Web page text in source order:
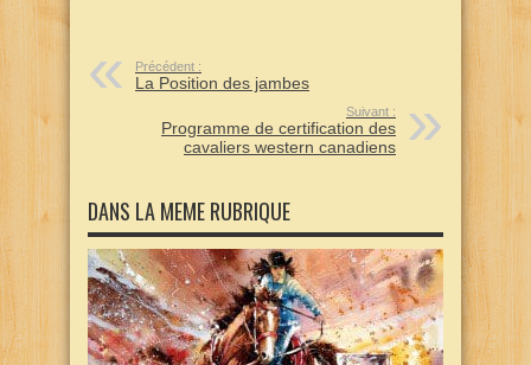
Précédent :
La Position des jambes
Suivant :
Programme de certification des
cavaliers western canadiens
DANS LA MEME RUBRIQUE